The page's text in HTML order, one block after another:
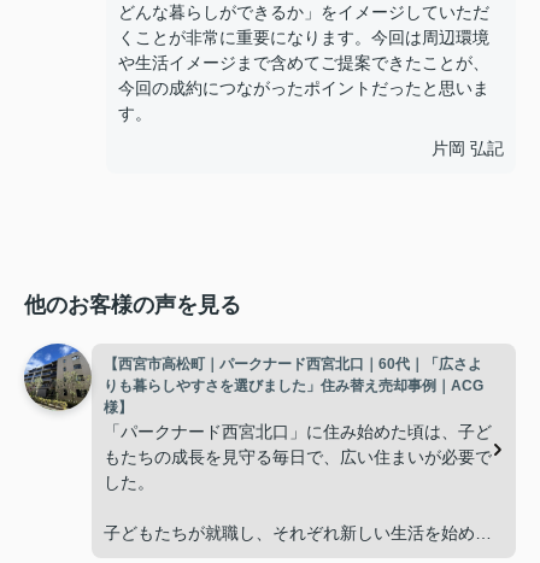
どんな暮らしができるか」をイメージしていただ
くことが非常に重要になります。今回は周辺環境
や生活イメージまで含めてご提案できたことが、
今回の成約につながったポイントだったと思いま
す。
片岡 弘記
他のお客様の声を見る
【西宮市高松町｜パークナード西宮北口｜60代｜「広さよ
りも暮らしやすさを選びました」住み替え売却事例｜ACG
様】
「パークナード西宮北口」に住み始めた頃は、子ど
もたちの成長を見守る毎日で、広い住まいが必要で
した。
子どもたちが就職し、それぞれ新しい生活を始める